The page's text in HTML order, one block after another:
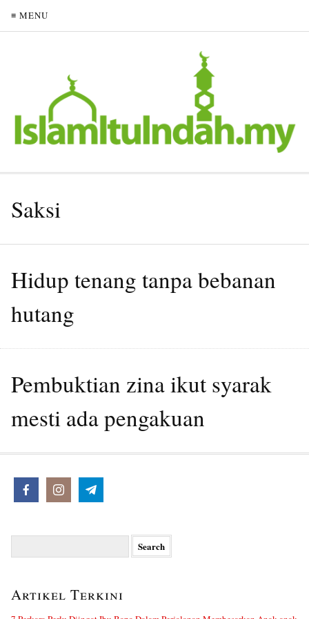
≡ MENU
Saksi
Hidup tenang tanpa bebanan
hutang
Pembuktian zina ikut syarak
mesti ada pengakuan
Artikel Terkini